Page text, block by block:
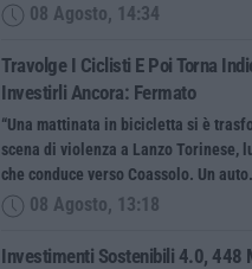
08 Agosto, 14:34
Travolge I Ciclisti E Poi Torna
Investirli Ancora: Fermato
“Una mattinata in bicicletta si è
scena di violenza a Lanzo Torinese,
che conduce verso Coassolo. Un
08 Agosto, 13:18
Investimenti Sostenibili 4.0, 448